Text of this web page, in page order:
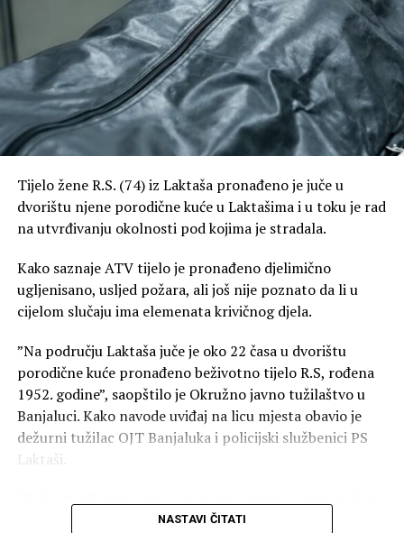
Tijelo žene R.S. (74) iz Laktaša pronađeno je juče u
dvorištu njene porodične kuće u Laktašima i u toku je rad
na utvrđivanju okolnosti pod kojima je stradala.
Kako saznaje ATV tijelo je pronađeno djelimično
ugljenisano, usljed požara, ali još nije poznato da li u
cijelom slučaju ima elemenata krivičnog djela.
”Na području Laktaša juče je oko 22 časa u dvorištu
porodične kuće pronađeno beživotno tijelo R.S, rođena
1952. godine”, saopštilo je Okružno javno tužilaštvo u
Banjaluci. Kako navode uviđaj na licu mjesta obavio je
dežurni tužilac OJT Banjaluka i policijski službenici PS
Laktaši.
je naložio da se izvrši obdukcija beživotnog tijela koja će
NASTAVI ČITATI